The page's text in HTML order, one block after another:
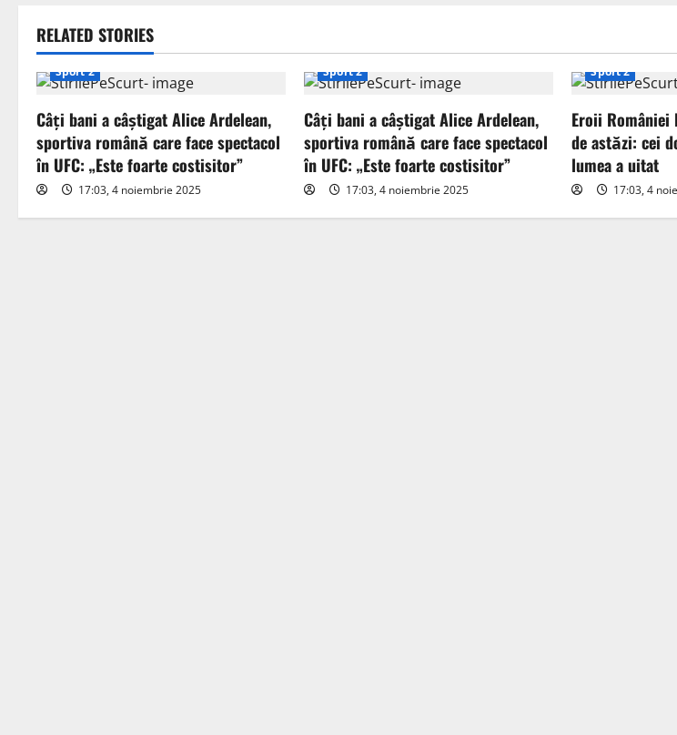
n
a
v
i
g
RELATED STORIES
Sport 2
Câți bani a câștigat Alice Ardelean,
sportiva română care face spectacol
în UFC: „Este foarte costisitor”
17:03, 4 noiembrie 2025
Sport 2
Câți bani a câștigat Alice Ardelean,
sportiva română care face spectacol
în UFC: „Este foarte costisitor”
17:03, 4 noiembrie 2025
Sport 2
Eroii
de astăzi: cei
lumea a uitat
17:03, 4